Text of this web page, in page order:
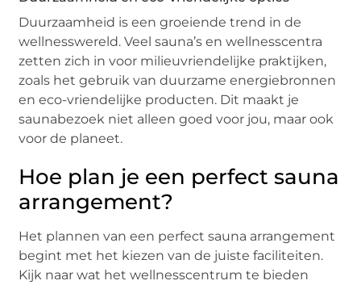
Duurzaamheid is een groeiende trend in de
wellnesswereld. Veel sauna’s en wellnesscentra
zetten zich in voor milieuvriendelijke praktijken,
zoals het gebruik van duurzame energiebronnen
en eco-vriendelijke producten. Dit maakt je
saunabezoek niet alleen goed voor jou, maar ook
voor de planeet.
Hoe plan je een perfect sauna
arrangement?
Het plannen van een perfect sauna arrangement
begint met het kiezen van de juiste faciliteiten.
Kijk naar wat het wellnesscentrum te bieden